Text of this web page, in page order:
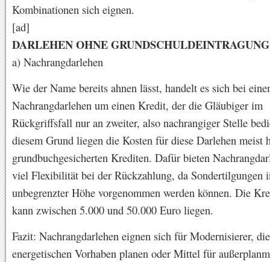
Kombinationen sich eignen.
[ad]
DARLEHEN OHNE GRUNDSCHULDEINTRAGUNG
a) Nachrangdarlehen
Wie der Name bereits ahnen lässt, handelt es sich bei
Nachrangdarlehen um einen Kredit, der die Gläubiger im
Rückgriffsfall nur an zweiter, also nachrangiger Stelle
diesem Grund liegen die Kosten für diese Darlehen meist
grundbuchgesicherten Krediten. Dafür bieten
viel Flexibilität bei der Rückzahlung, da Sondertilgungen
unbegrenzter Höhe vorgenommen werden können. Die
kann zwischen 5.000 und 50.000 Euro liegen.
Fazit: Nachrangdarlehen eignen sich für Modernisierer,
energetischen Vorhaben planen oder Mittel für